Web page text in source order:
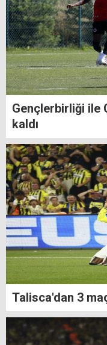
Gençlerbirliği ile
kaldı
Talisca'dan 3